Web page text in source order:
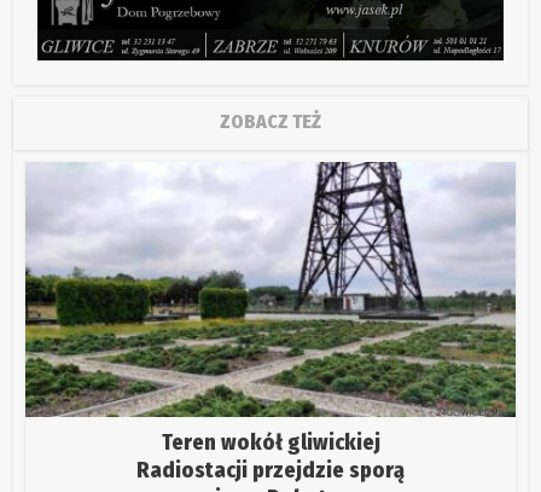
ZOBACZ TEŻ
Teren wokół gliwickiej
Radiostacji przejdzie sporą